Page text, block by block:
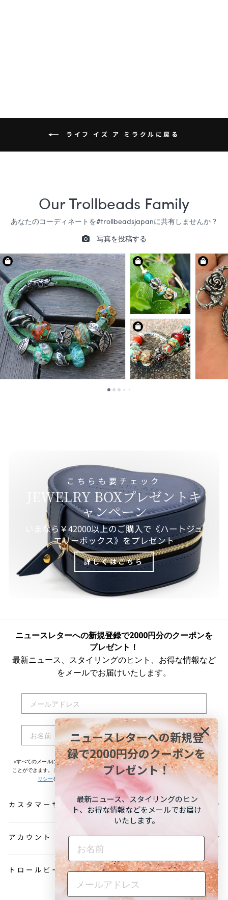
ライフ イズ ア ミラクルに戻る
こちらも要チェック
JEWELRY BOXプレゼントキ
ャンペーン
いまなら￥42000以上のご購入で《ハートジュ
エリーボックス》をプレゼント
詳しくはこちら
ニュースレターへの新規登録で2000円分のクーポンを
プレゼント！
最新ニュース、スタイリングのヒント、お得な情報など
をメールでお届けいたします。
登録する
※すべてのメールには配信停止用リンクが記載されておりますのでいつでも配信停止する
ことができます。トロールビーズが取り扱うお客様の個人情報については プライバシーポ
リシーをご一読ください。お申込み頂く前に必ずご確認ください。
カスタマーサービス
アカウント
トロールビーズについて
ニュースレターへの新規登
録で2000円分のクーポンを
プレゼント！
最新ニュース、スタイリングのヒン
ト、お得な情報などをメールでお届け
いたします。
NAME